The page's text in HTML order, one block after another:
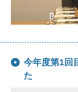
今年度第1回
た